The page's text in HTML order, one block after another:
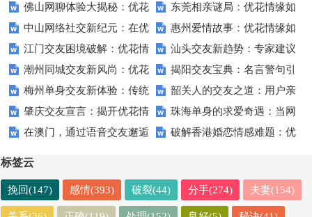
圈
过优花情缘提升你的社交技能
如何让你的周末更精彩
佛山网聊体验大揭秘：优花
情缘用户的真实心声
东莞相亲谜局：优花情缘如
何揭开我爱情的那扇门？
中山网络社交新纪元：在优
花情缘开启你的“缘”分旅程
惠州爱情故事：优花情缘如
何帮我找到理想伴侣
江门交友困境破解：优花情
缘APP带来全新社交体验
汕头交友新趋势：专家建议
如何选择合适的交友软件
潮州同城交友新风尚：优花
情缘点燃城市恋爱热潮
揭阳交友宝典：名言警句引
领你的交友之路
梅州单身交友新体验：传统
与现代的完美结合
韶关人的交友之道：用户亲
述优花情缘的真实体验
肇庆交友宣言：揭开优花情
缘助你觅友的神秘面纱
珠海单身的求爱奇遇：当网
易交友遇上优花情缘
在澳门，通过语音交友邂逅
破解香港婚恋情感难题：优
标签云
挽回(147) 感情(393) 破裂(44) 分手(274) 夫妻(154)